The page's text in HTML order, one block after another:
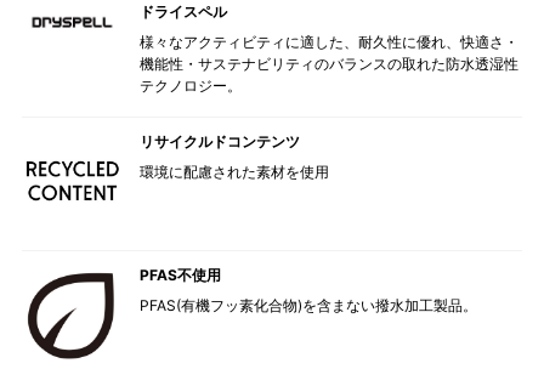
ドライスペル
様々なアクティビティに適した、耐久性に優れ、快適さ・
機能性・サステナビリティのバランスの取れた防水透湿性
テクノロジー。
リサイクルドコンテンツ
環境に配慮された素材を使用
PFAS不使用
PFAS(有機フッ素化合物)を含まない撥水加工製品。